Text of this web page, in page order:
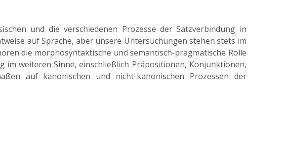
und die verschiedenen Prozesse der Satzverbindung in
auf Sprache, aber unsere Untersuchungen stehen stets im
die morphosyntaktische und semantisch-pragmatische Rolle
weiteren Sinne, einschließlich Präpositionen, Konjunktionen,
auf kanonischen und nicht-kanonischen Prozessen der